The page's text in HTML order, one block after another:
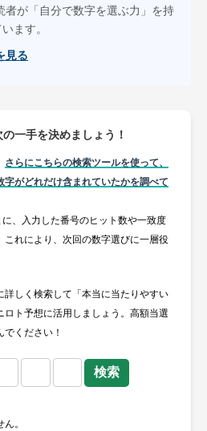
者が「自分で数字を選ぶ力」を持
ます。
見る
一手を決めましょう！
さらにこちらの検索ツールを使って、
がどれだけ含まれていたかを調べて
、入力した番号のヒット数や一致度
これにより、次回の数字選びに一層役
詳しく検索して「本当に当たりやすい
ト予想に活用しましょう。高額当選
ください！
。